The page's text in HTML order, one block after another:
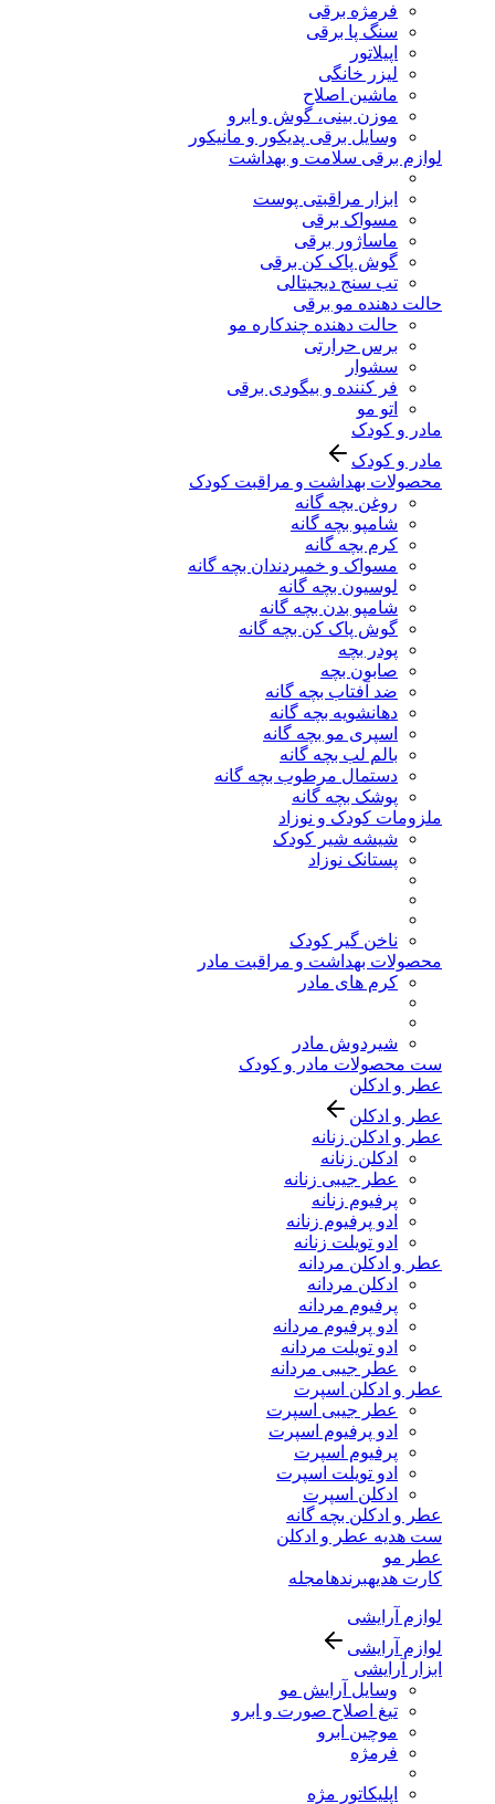
فرمژه برقی
سنگ پا برقی
اپیلاتور
لیزر خانگی
ماشین اصلاح
موزن بینی، گوش و ابرو
وسایل برقی پدیکور و مانیکور
لوازم برقی سلامت و بهداشت
ابزار مراقبتی پوست
مسواک برقی
ماساژور برقی
گوش پاک کن برقی
تب سنج دیجیتالی
حالت دهنده مو برقی
حالت دهنده چندکاره مو
برس حرارتی
سشوار
فر کننده و بیگودی برقی
اتو مو
مادر و کودک
مادر و کودک
محصولات بهداشت و مراقبت کودک
روغن بچه گانه
شامپو بچه گانه
کرم بچه گانه
مسواک و خمیردندان بچه گانه
لوسیون بچه گانه
شامپو بدن بچه گانه
گوش پاک کن بچه گانه
پودر بچه
صابون بچه
ضد آفتاب بچه گانه
دهانشویه بچه گانه
اسپری مو بچه گانه
بالم لب بچه گانه
دستمال مرطوب بچه گانه
پوشک بچه گانه
ملزومات کودک و نوزاد
شیشه شیر کودک
پستانک نوزاد
ناخن گیر کودک
محصولات بهداشت و مراقبت مادر
کرم های مادر
شیردوش مادر
ست محصولات مادر و کودک
عطر و ادکلن
عطر و ادکلن
عطر و ادکلن زنانه
ادکلن زنانه
عطر جیبی زنانه
پرفیوم زنانه
ادو پرفیوم زنانه
ادو تویلت زنانه
عطر و ادکلن مردانه
ادکلن مردانه
پرفیوم مردانه
ادو پرفیوم مردانه
ادو تویلت مردانه
عطر جیبی مردانه
عطر و ادکلن اسپرت
عطر جیبی اسپرت
ادو پرفیوم اسپرت
پرفیوم اسپرت
ادو تویلت اسپرت
ادکلن اسپرت
عطر و ادکلن بچه گانه
ست هدیه عطر و ادکلن
عطر مو
کارت هدیهبرندهامجله
لوازم آرایشی
لوازم آرایشی
ابزار آرایشی
وسایل آرایش مو
تیغ اصلاح صورت و ابرو
موچین ابرو
فرمژه
اپلیکاتور مژه